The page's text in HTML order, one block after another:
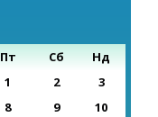
Пт Сб
Нд
1
2
3
8 9
10